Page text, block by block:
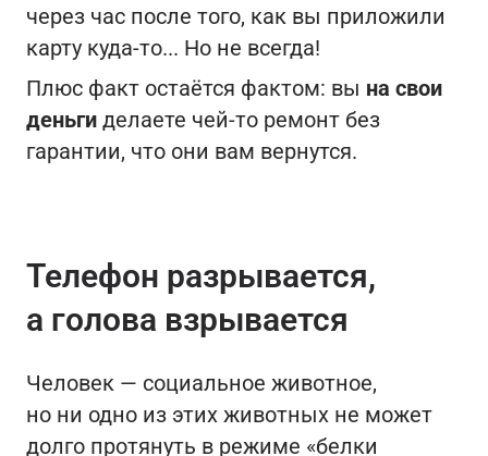
через час после того, как вы приложили
карту куда-то... Но не всегда!
Плюс факт остаётся фактом: вы на свои
деньги делаете чей-то ремонт без
гарантии, что они вам вернутся.
Телефон разрывается,
а голова взрывается
Человек — социальное животное,
но ни одно из этих животных не может
долго протянуть в режиме «белки